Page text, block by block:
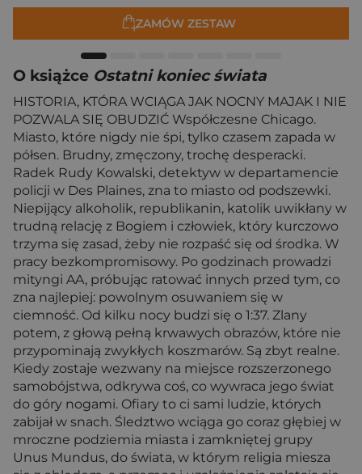
ZAMÓW ZESTAW
O książce Ostatni koniec świata
HISTORIA, KTÓRA WCIĄGA JAK NOCNY MAJAK I NIE
POZWALA SIĘ OBUDZIĆ Współczesne Chicago.
Miasto, które nigdy nie śpi, tylko czasem zapada w
półsen. Brudny, zmęczony, trochę desperacki.
Radek Rudy Kowalski, detektyw w departamencie
policji w Des Plaines, zna to miasto od podszewki.
Niepijący alkoholik, republikanin, katolik uwikłany w
trudną relację z Bogiem i człowiek, który kurczowo
trzyma się zasad, żeby nie rozpaść się od środka. W
pracy bezkompromisowy. Po godzinach prowadzi
mityngi AA, próbując ratować innych przed tym, co
zna najlepiej: powolnym osuwaniem się w
ciemność. Od kilku nocy budzi się o 1:37. Zlany
potem, z głową pełną krwawych obrazów, które nie
przypominają zwykłych koszmarów. Są zbyt realne.
Kiedy zostaje wezwany na miejsce rozszerzonego
samobójstwa, odkrywa coś, co wywraca jego świat
do góry nogami. Ofiary to ci sami ludzie, których
zabijał w snach. Śledztwo wciąga go coraz głębiej w
mroczne podziemia miasta i zamkniętej grupy
Unus Mundus, do świata, w którym religia miesza